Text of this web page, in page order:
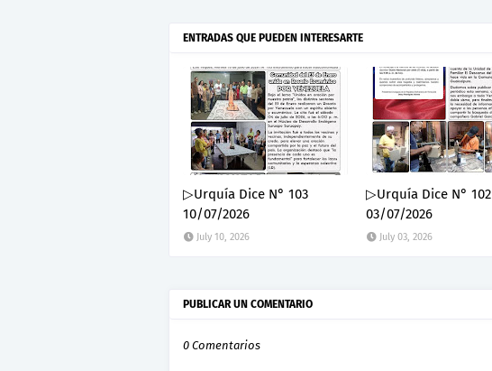
ENTRADAS QUE PUEDEN INTERESARTE
▷Urquía Dice N° 103
10/07/2026
July 10, 2026
▷Urquía Dice N° 102
03/07/2026
July 03, 2026
PUBLICAR UN COMENTARIO
0 Comentarios